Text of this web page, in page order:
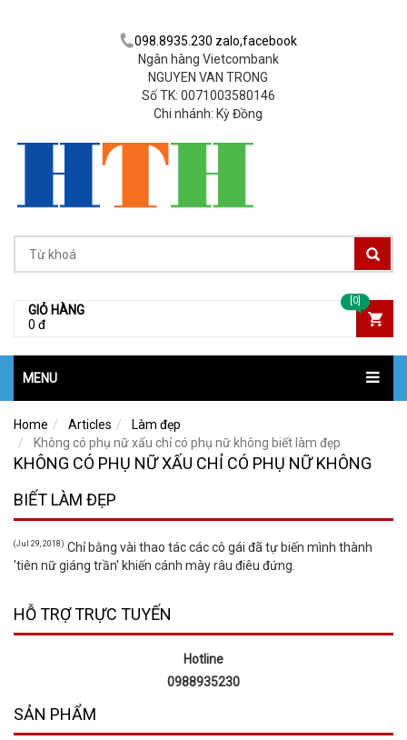
098.8935.230 zalo,facebook
Ngân hàng Vietcombank
NGUYEN VAN TRONG
Số TK: 0071003580146
Chi nhánh: Kỳ Đồng
GIỎ HÀNG
0 đ
[0]
MENU
Home Articles
Làm đẹp
Không có phụ nữ xấu chỉ có phụ nữ không biết làm đẹp
KHÔNG CÓ PHỤ NỮ XẤU CHỈ CÓ PHỤ NỮ KHÔNG
BIẾT LÀM ĐẸP
(Jul 29, 2018) Chỉ bằng vài thao tác các cô gái đã tự biến mình thành
'tiên nữ giáng trần' khiến cánh mày râu điêu đứng.
HỖ TRỢ TRỰC TUYẾN
Hotline
0988935230
SẢN PHẨM